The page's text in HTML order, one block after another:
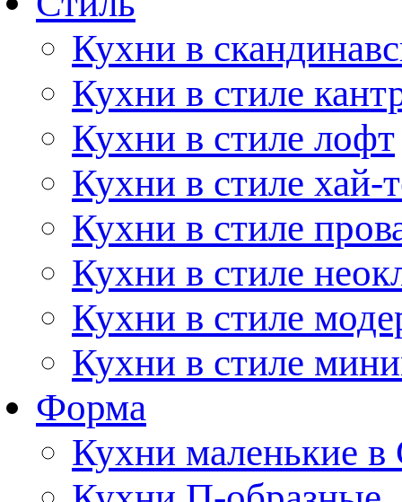
Кухни в
Кухни в стиле
Кухни в стиле лофт
Кухни в стиле хай-
Кухни в стиле
Кухни в стиле
Кухни в стиле
Кухни в стиле
Форма
Кухни маленькие в